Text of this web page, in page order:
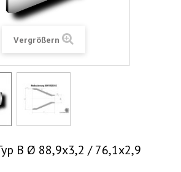
Vergrößern
B Ø 88,9x3,2 / 76,1x2,9